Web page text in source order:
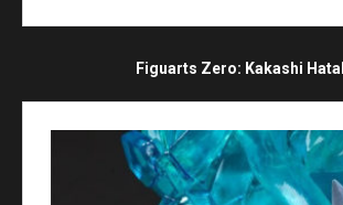
Figuarts Zero: Kakashi